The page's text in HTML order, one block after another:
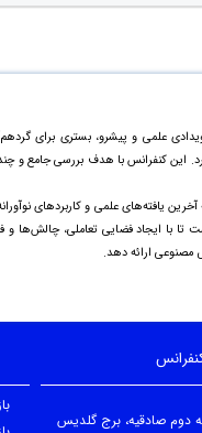
علمی و پیشرو، بستری برای
این کنفرانس با هدف بررسی جامع و
یافته‌های علمی و کاربردهای
تا با ایجاد فضایی تعاملی، چالش‌ها
مصنوعی ارائه دهد.
دوم صادقیه، برج گلدیس